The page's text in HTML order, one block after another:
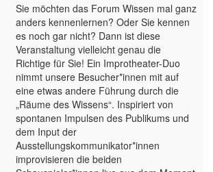
Sie möchten das Forum Wissen mal ganz
anders kennenlernen? Oder Sie kennen
es noch gar nicht? Dann ist diese
Veranstaltung vielleicht genau die
Richtige für Sie! Ein Improtheater-Duo
nimmt unsere Besucher*innen mit auf
eine etwas andere Führung durch die
„Räume des Wissens“. Inspiriert von
spontanen Impulsen des Publikums und
dem Input der
Ausstellungskommunikator*innen
improvisieren die beiden